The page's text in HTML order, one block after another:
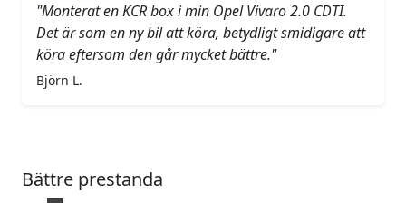
"Monterat en KCR box i min Opel Vivaro 2.0 CDTI.
Det är som en ny bil att köra, betydligt smidigare att
köra eftersom den går mycket bättre."
Björn L.
Bättre prestanda